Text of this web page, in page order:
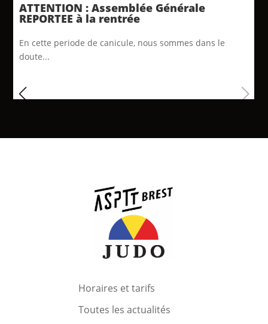
ATTENTION : Assemblée Générale
REPORTEE à la rentrée
En cette periode de canicule, nous sommes dans le
doute...
Horaires et tarifs
Toutes les actualités